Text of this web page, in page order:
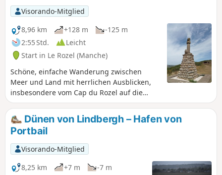
Visorando-Mitglied
8,96 km
+128 m
-125 m
2:55 Std.
Leicht
Start in Le Rozel (Manche)
Schöne, einfache Wanderung zwischen
Meer und Land mit herrlichen Ausblicken,
insbesondere vom Cap du Rozel auf die
Anse de Sciotot im Norden und auf den
langen Strand zwischen Surtainville und
dem Cap de Carteret im Süden.
Dünen von Lindbergh – Hafen von
Portbail
Visorando-Mitglied
8,25 km
+7 m
-7 m